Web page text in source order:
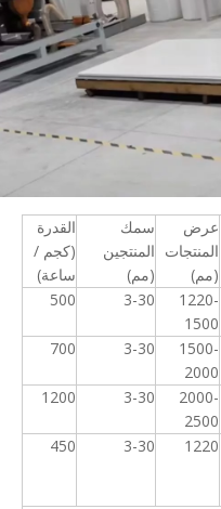
عرض
المنتجات
(مم)
سمك
المنتجين
(مم)
القدرة
(كجم /
ساعة)
1220-
1500
3-30
500
1500-
2000
3-30
700
2000-
2500
3-30
1200
1220
3-30
450